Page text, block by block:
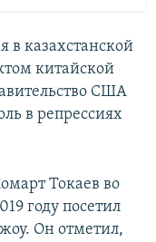
в казахстанской
китайской
США
в репрессиях
Токаев во
году посетил
Он отметил,